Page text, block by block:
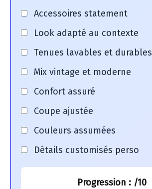
Accessoires statement
Look adapté au contexte
Tenues lavables et durables
Mix vintage et moderne
Confort assuré
Coupe ajustée
Couleurs assumées
Détails customisés perso
Progression : /10